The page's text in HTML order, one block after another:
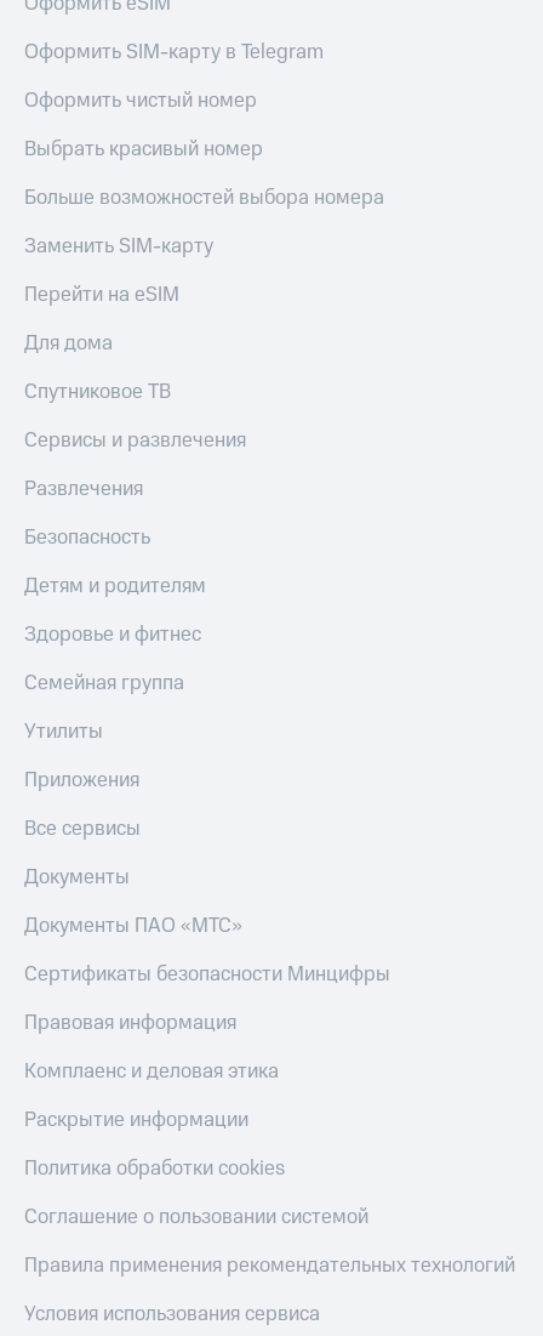
Оформить SIM-карту в Telegram
Оформить чистый номер
Выбрать красивый номер
Больше возможностей выбора номера
Заменить SIM-карту
Перейти на eSIM
Для дома
Спутниковое ТВ
Сервисы и развлечения
Развлечения
Безопасность
Детям и родителям
Здоровье и фитнес
Семейная группа
Утилиты
Приложения
Все сервисы
Документы
Документы ПАО «МТС»
Сертификаты безопасности Минцифры
Правовая информация
Комплаенс и деловая этика
Раскрытие информации
Политика обработки cookies
Соглашение о пользовании системой
Правила применения рекомендательных технологий
Условия использования сервиса